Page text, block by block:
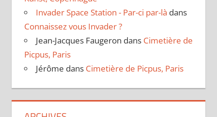
Invader Space Station - Par-ci par-là dans
Connaissez vous Invader ?
Jean-Jacques Faugeron dans Cimetière de
Picpus, Paris
Jérôme dans Cimetière de Picpus, Paris